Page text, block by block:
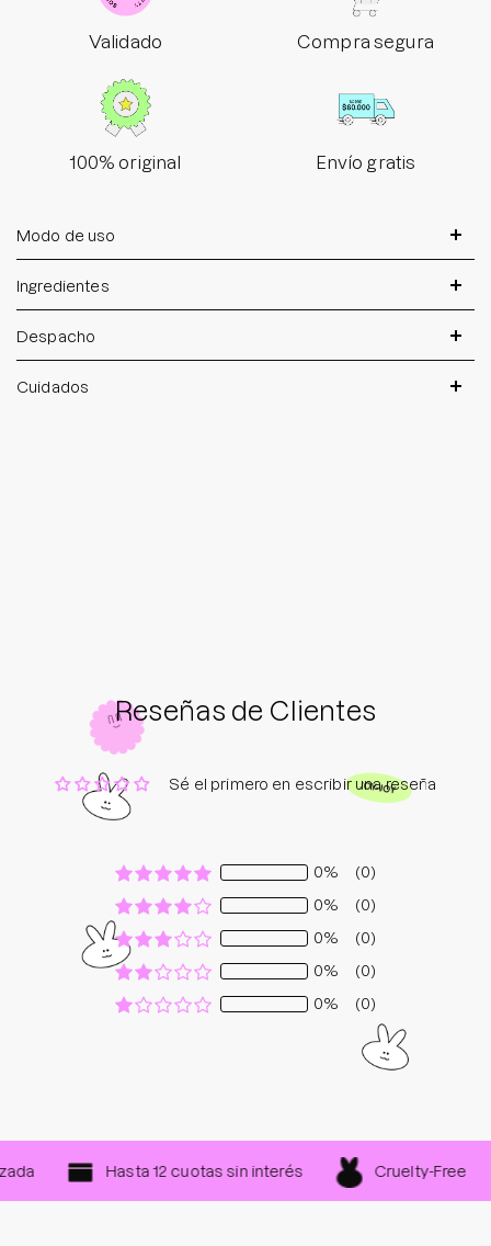
Validado Compra segura
100% original Envío gratis
Modo de uso
Ingredientes
Despacho
Cuidados
Reseñas de Clientes
Sé el primero en escribir una reseña
0%
(0)
0%
(0)
0%
(0)
0%
(0)
0%
(0)
Hasta 12 cuotas sin interés Cruelty-Free